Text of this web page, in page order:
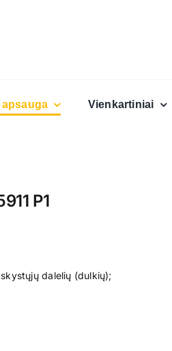
Vienkartiniai
P1
dalelių (dulkių);